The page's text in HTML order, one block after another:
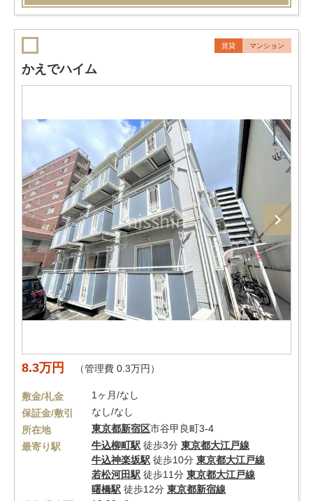
賃貸 マンション
かえでハイム
8.3万円 （管理費 0.3万円）
敷金/礼金
1ヶ月/なし
保証金/敷引
なし/なし
所在地
東京都新宿区市谷甲良町3-4
最寄り駅
牛込柳町駅 徒歩3分 東京都大江戸線
牛込神楽坂駅 徒歩10分 東京都大江戸線
若松河田駅 徒歩11分 東京都大江戸線
曙橋駅 徒歩12分 東京都新宿線